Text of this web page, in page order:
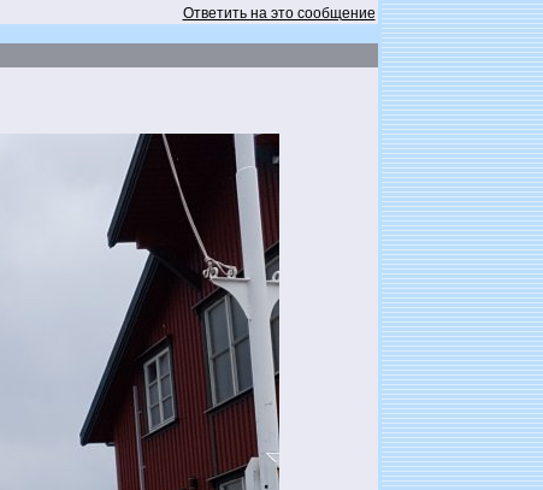
Ответить на это сообщение